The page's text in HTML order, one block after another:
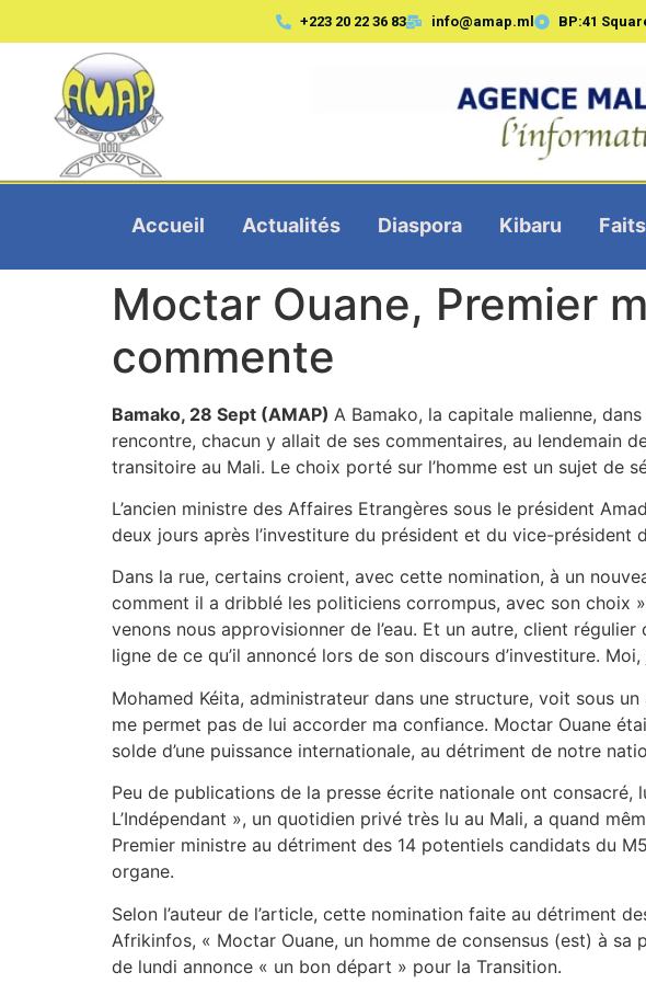
+223 20 22 36 83 info@amap.ml BP:41
Accueil Actualités Diaspora Kibaru
Moctar Ouane, Premier
commente
Bamako, 28 Sept (AMAP) A Bamako, la capitale malienne,
rencontre, chacun y allait de ses commentaires, au lendemain
transitoire au Mali. Le choix porté sur l’homme est un sujet de
L’ancien ministre des Affaires Etrangères sous le président
deux jours après l’investiture du président et du vice-président
Dans la rue, certains croient, avec cette nomination, à un
comment il a dribblé les politiciens corrompus, avec son choix
venons nous approvisionner de l’eau. Et un autre, client
ligne de ce qu’il annoncé lors de son discours d’investiture.
Mohamed Kéita, administrateur dans une structure, voit sous
me permet pas de lui accorder ma confiance. Moctar Ouane
solde d’une puissance internationale, au détriment de notre
Peu de publications de la presse écrite nationale ont
L’Indépendant », un quotidien privé très lu au Mali, a quand
Premier ministre au détriment des 14 potentiels candidats du
organe.
Selon l’auteur de l’article, cette nomination faite au détriment
Afrikinfos, « Moctar Ouane, un homme de consensus (est) à sa
de lundi annonce « un bon départ » pour la Transition.